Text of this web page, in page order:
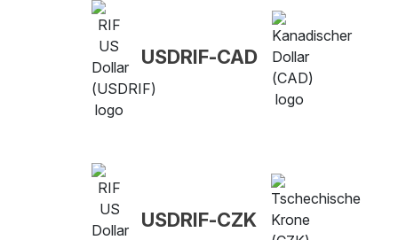
USDRIF-CAD
USDRIF-CZK